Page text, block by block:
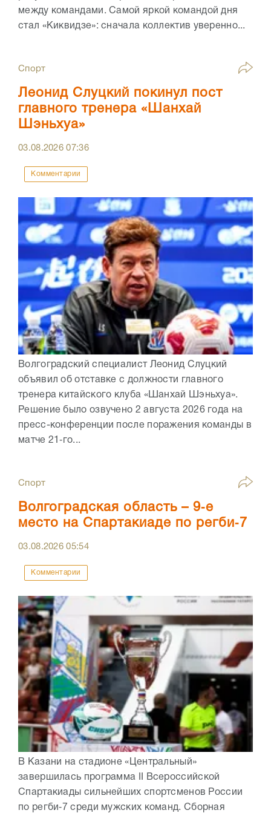
между командами. Самой яркой командой дня
стал «Киквидзе»: сначала коллектив уверенно...
Спорт
Леонид Слуцкий покинул пост
главного тренера «Шанхай
Шэньхуа»
03.08.202607:36
Комментарии
Волгоградский специалист Леонид Слуцкий
объявил об отставке с должности главного
тренера китайского клуба «Шанхай Шэньхуа».
Решение было озвучено 2 августа 2026 года на
пресс-конференции после поражения команды в
матче 21‑го...
Спорт
Волгоградская область – 9‑е
место на Спартакиаде по регби‑7
03.08.202605:54
Комментарии
В Казани на стадионе «Центральный»
завершилась программа II Всероссийской
Спартакиады сильнейших спортсменов России
по регби‑7 среди мужских команд. Сборная